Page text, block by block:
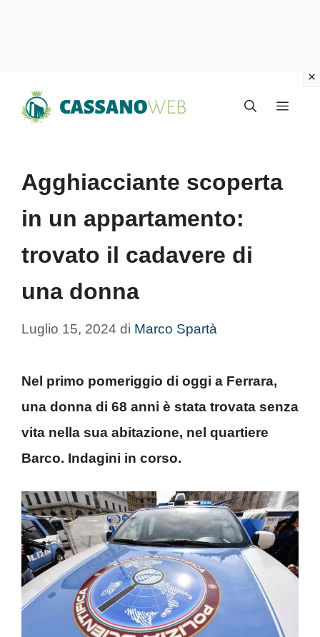
Menu
Agghiacciante scoperta
in un appartamento:
trovato il cadavere di
una donna
Luglio 15, 2024 di Marco Spartà
Nel primo pomeriggio di oggi a Ferrara,
una donna di 68 anni è stata trovata senza
vita nella sua abitazione, nel quartiere
Barco. Indagini in corso.